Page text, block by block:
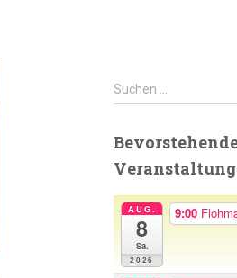
S
u
h
e
Suchen …
AUG.
8
Sa.
2026
9:00